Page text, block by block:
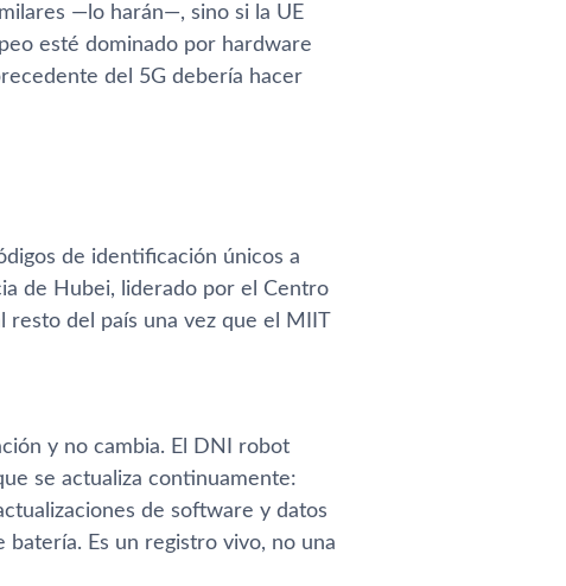
—lo harán—, sino si la UE
esté dominado por hardware
del 5G debería hacer
de identificación únicos a
de Hubei, liderado por el Centro
resto del país una vez que el MIIT
y no cambia. El DNI robot
se actualiza continuamente:
de software y datos
Es un registro vivo, no una